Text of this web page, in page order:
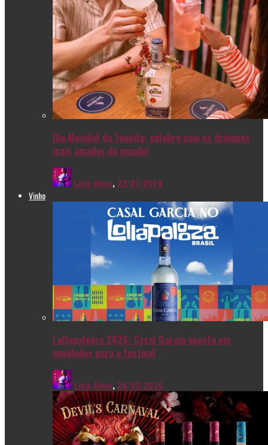
Dia Mundial da Tequila: celebre com os drinques
mais amados do mundo!
Livia Alves, 23/07/2024
Vinho
Lollapalooza 2026: Casal Garcia aposta em
novidades para o festival
Livia Alves, 20/03/2026